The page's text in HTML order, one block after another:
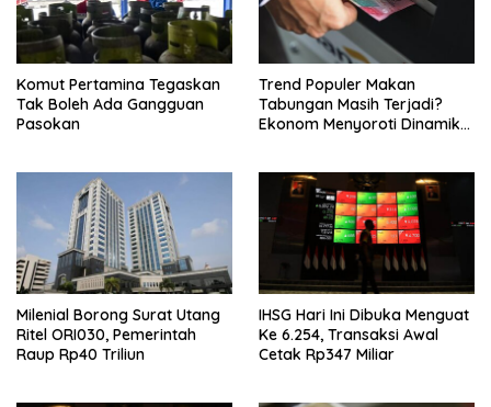
Komut Pertamina Tegaskan
Tak Boleh Ada Gangguan
Pasokan
Trend Populer Makan
Tabungan Masih Terjadi?
Ekonom Menyoroti Dinamika
Milenial Borong Surat Utang
Ritel ORI030, Pemerintah
Raup Rp40 Triliun
IHSG Hari Ini Dibuka Menguat
Ke 6.254, Transaksi Awal
Cetak Rp347 Miliar